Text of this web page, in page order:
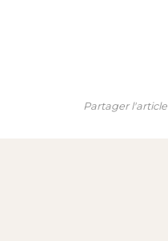
Partager l'article